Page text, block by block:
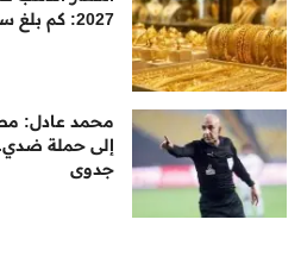
2027: كم بلغ سعر عيار 21؟
محمد عادل:
إلى حملة
جدوى